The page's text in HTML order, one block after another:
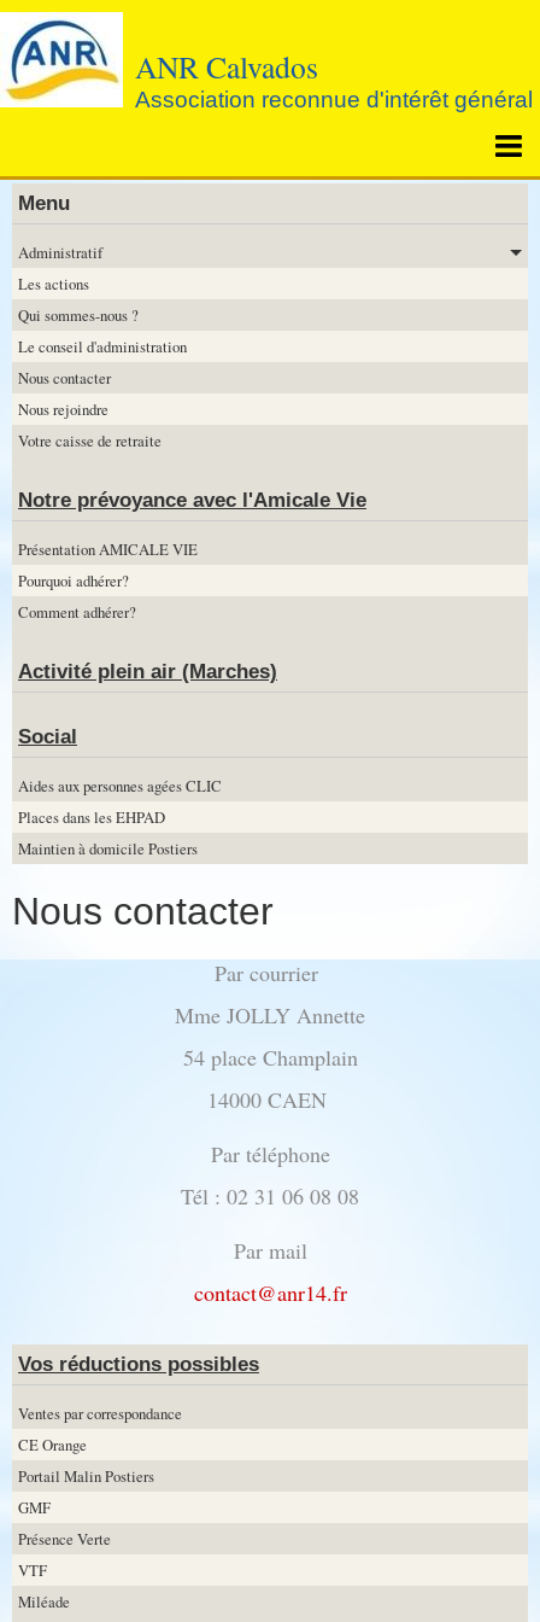
ANR Calvados
Association reconnue d'intérêt général
Page d'accueil
Agenda
Notre prévoyance avec l'Amicale Vie
Menu
Administratif
Les actions
Qui sommes-nous ?
Le conseil d'administration
Nous contacter
Nous rejoindre
Votre caisse de retraite
Notre prévoyance avec l'Amicale Vie
Présentation AMICALE VIE
Pourquoi adhérer?
Comment adhérer?
Activité plein air (Marches)
Social
Aides aux personnes agées CLIC
Places dans les EHPAD
Maintien à domicile Postiers
Nous contacter
Par courrier
Mme JOLLY Annette
54 place Champlain
14000 CAEN
Par téléphone
Tél : 02 31 06 08 08
Par mail
contact@anr14.fr
Vos réductions possibles
Ventes par correspondance
CE Orange
Portail Malin Postiers
GMF
Présence Verte
VTF
Miléade